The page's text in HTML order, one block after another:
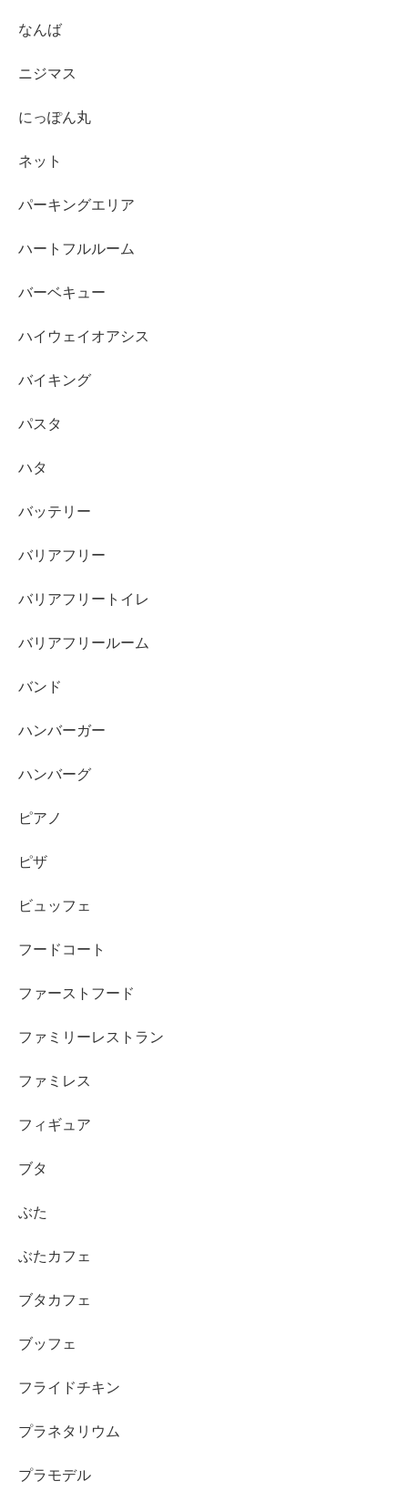
なんば
ニジマス
にっぽん丸
ネット
パーキングエリア
ハートフルルーム
バーベキュー
ハイウェイオアシス
バイキング
パスタ
ハタ
バッテリー
バリアフリー
バリアフリートイレ
バリアフリールーム
バンド
ハンバーガー
ハンバーグ
ピアノ
ピザ
ビュッフェ
フードコート
ファーストフード
ファミリーレストラン
ファミレス
フィギュア
ブタ
ぶた
ぶたカフェ
ブタカフェ
ブッフェ
フライドチキン
プラネタリウム
プラモデル